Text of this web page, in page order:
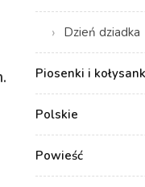
Dzień dziadka
Piosenki i
Polskie
Powieść